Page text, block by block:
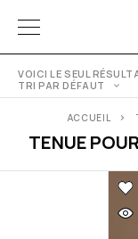
VOICI LE SEUL
TRI PAR DÉFAUT
TENUE
ACCUEIL